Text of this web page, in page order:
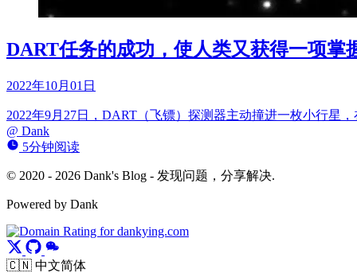
DART任务的成功，使人类又获得一项掌
2022年10月01日
2022年9月27日，DART（飞镖）探测器主动撞进一枚小行星
@ Dank
5分钟阅读
© 2020 - 2026 Dank's Blog - 发现问题，分享解决.
Powered by Dank
🇨🇳 中文简体